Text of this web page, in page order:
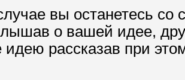
вы останетесь со
о вашей идее,
идею рассказав при